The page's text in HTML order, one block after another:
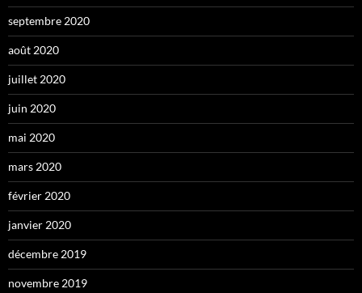
septembre 2020
août 2020
juillet 2020
juin 2020
mai 2020
mars 2020
février 2020
janvier 2020
décembre 2019
novembre 2019